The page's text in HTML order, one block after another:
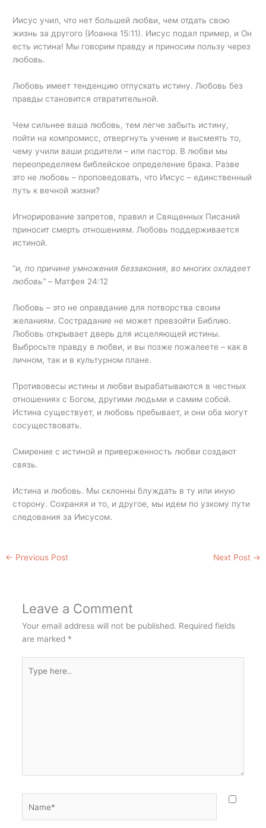
Иисус учил, что нет большей любви, чем отдать свою
жизнь за другого (Иоанна 15:11). Иисус подал пример, и Он
есть истина! Мы говорим правду и приносим пользу через
любовь.
Любовь имеет тенденцию отпускать истину. Любовь без
правды становится отвратительной.
Чем сильнее ваша любовь, тем легче забыть истину,
пойти на компромисс, отвергнуть учение и высмеять то,
чему учили ваши родители – или пастор. В любви мы
переопределяем библейское определение брака. Разве
это не любовь – проповедовать, что Иисус – единственный
путь к вечной жизни?
Игнорирование запретов, правил и Священных Писаний
приносит смерть отношениям. Любовь поддерживается
истиной.
“и, по причине умножения беззакония, во многих охладеет
любовь” – Матфея 24:12
Любовь – это не оправдание для потворства своим
желаниям. Сострадание не может превзойти Библию.
Любовь открывает дверь для исцеляющей истины.
Выбросьте правду в любви, и вы позже пожалеете – как в
личном, так и в культурном плане.
Противовесы истины и любви вырабатываются в честных
отношениях с Богом, другими людьми и самим собой.
Истина существует, и любовь пребывает, и они оба могут
сосуществовать.
Смирение с истиной и приверженность любви создают
связь.
Истина и любовь. Мы склонны блуждать в ту или иную
сторону. Сохраняя и то, и другое, мы идем по узкому пути
следования за Иисусом.
← Previous Post Next Post →
Leave a Comment
Your email address will not be published. Required fields
are marked *
here..